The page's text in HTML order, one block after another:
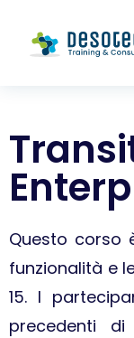
Questo corso
funzionalità e
15. I
precedenti di